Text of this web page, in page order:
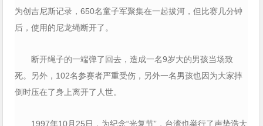
为创吉尼斯记录，650名童子军聚集在一起拔河，但比赛几分钟
后，使用的尼龙绳断开了。
断开绳子的一端弹了回去，造成一名9岁大的男孩当场致
死。另外，102名参赛者严重受伤，另外一名男孩也因为大家摔
倒时压在了身上离开了人世。
1997年10月25日，为纪念“光复节”，台湾也举行了声势浩大